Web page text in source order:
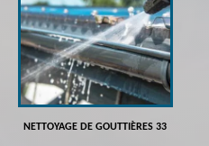
NETTOYAGE DE GOUTTIÈRES 33